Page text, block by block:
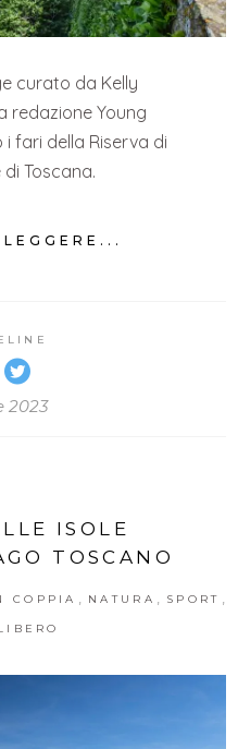
curato da Kelly
redazione Young
fari della Riserva di
Toscana.
2023
ISOLE
TOSCANO
COPPIA , NATURA , SPORT ,